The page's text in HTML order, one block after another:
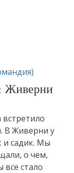
Живерни
В Живерни у
и садик. Мы
о чем,
стало